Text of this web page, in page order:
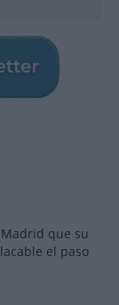
que su
el paso